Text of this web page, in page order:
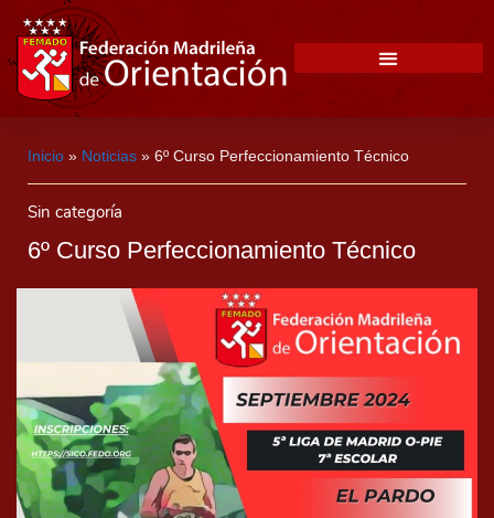
Inicio » Noticias » 6º Curso Perfeccionamiento Técnico
Sin categoría
6º Curso Perfeccionamiento Técnico